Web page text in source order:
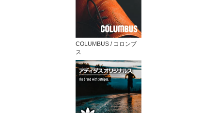
COLUMBUS / コロンブ
ス